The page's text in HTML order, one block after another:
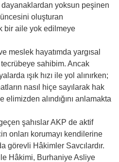
dayanaklardan yoksun peşinen
oluşturan
bir aile yok edilmeye
meslek hayatımda yargısal
sahibim. Ancak
ışık hızı ile yol alınırken;
nasıl hiçe sayılarak hak
alındığını anlamakta
şahıslar AKP de aktif
onları korumayı kendilerine
görevli Hâkimler Savcılardır.
Hâkimi, Burhaniye Asliye